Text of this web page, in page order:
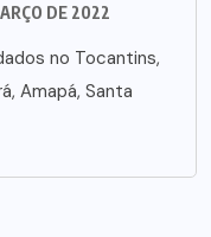
DE 2022
no Tocantins,
Amapá, Santa